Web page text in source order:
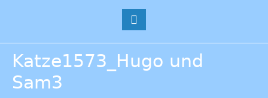
Katze1573_Hugo und
Sam3